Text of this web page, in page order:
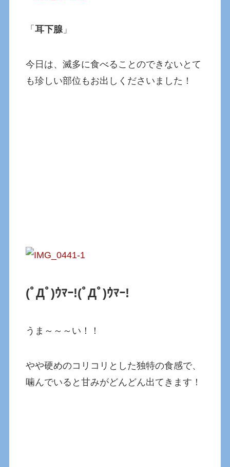
「耳下腺」
今日は、滅多に食べることのできないとて
も珍しい部位もお出しくださいました！
(ﾟДﾟ)ｳﾏｰ!(ﾟДﾟ)ｳﾏｰ!
うま～～～い！！
やや硬めのコリコリとした独特の食感で、
噛んでいると甘みがどんどん出てきます！